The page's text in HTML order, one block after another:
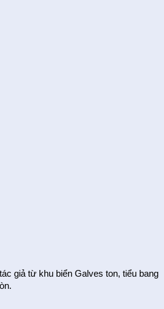
giả từ khu biển Galves ton, tiểu bang